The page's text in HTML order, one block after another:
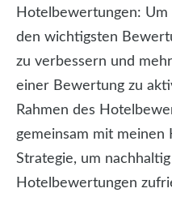
Hotelbewertungen:
den wichtigsten
zu verbessern und
einer Bewertung zu
Rahmen des
gemeinsam mit meinen
Strategie, um
Hotelbewertungen